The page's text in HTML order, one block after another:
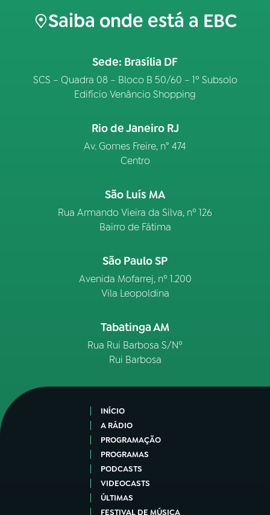
Saiba onde está a EBC
Sede: Brasília DF
SCS – Quadra 08 – Bloco B 50/60 – 1º Subsolo
Edifício Venâncio Shopping
Rio de Janeiro RJ
Av. Gomes Freire, n° 474
Centro
São Luís MA
Rua Armando Vieira da Silva, nº 126
Bairro de Fátima
São Paulo SP
Avenida Mofarrej, nº 1.200
Vila Leopoldina
Tabatinga AM
Rua Rui Barbosa S/Nº
Rui Barbosa
INÍCIO
A RÁDIO
PROGRAMAÇÃO
PROGRAMAS
PODCASTS
VIDEOCASTS
ÚLTIMAS
FESTIVAL DE MÚSICA